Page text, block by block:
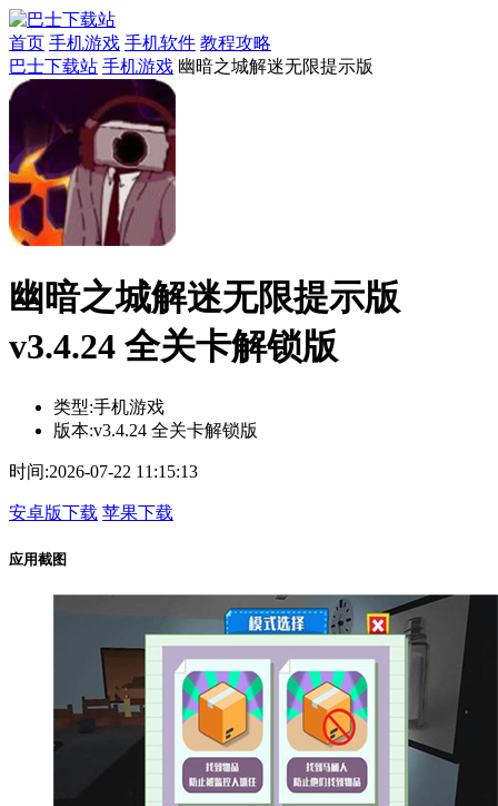
首页 手机游戏 手机软件 教程攻略
巴士下载站 手机游戏 幽暗之城解迷无限提示版
幽暗之城解迷无限提示版
v3.4.24 全关卡解锁版
类型:手机游戏
版本:v3.4.24 全关卡解锁版
时间:2026-07-22 11:15:13
安卓版下载 苹果下载
应用截图